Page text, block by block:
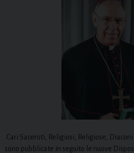
Cari Saceroti, Religiosi, Religiose, Diaconi
sono pubblicate in seguito le nuove